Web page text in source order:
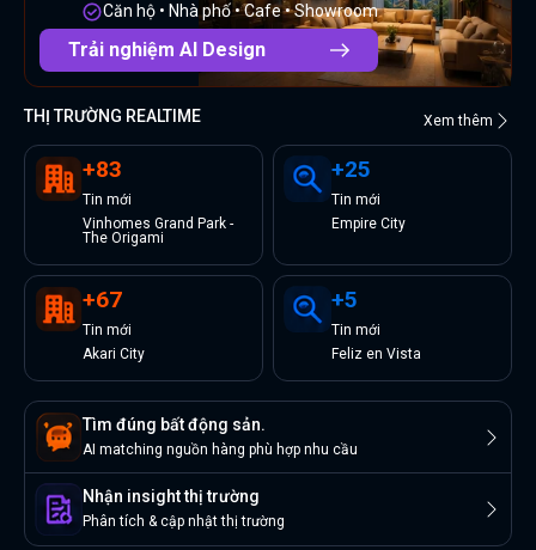
Căn hộ • Nhà phố • Cafe • Showroom
Trải nghiệm AI Design
THỊ TRƯỜNG REALTIME Xem thêm
+83
Tin mới
Vinhomes Grand Park -
The Origami
+25
Tin mới
Empire City
+67
Tin mới
Akari City
+5
Tin mới
Feliz en Vista
Tìm đúng bất động sản.
AI matching nguồn hàng phù hợp nhu cầu
Nhận insight thị trường
Phân tích & cập nhật thị trường